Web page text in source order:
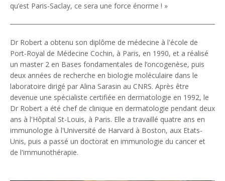
qu’est Paris-Saclay, ce sera une force énorme ! »
Dr Robert a obtenu son diplôme de médecine à l'école de
Port-Royal de Médecine Cochin, à Paris, en 1990, et a réalisé
un master 2 en Bases fondamentales de l’oncogenèse, puis
deux années de recherche en biologie moléculaire dans le
laboratoire dirigé par Alina Sarasin au CNRS. Après être
devenue une spécialiste certifiée en dermatologie en 1992, le
Dr Robert a été chef de clinique en dermatologie pendant deux
ans à l'Hôpital St-Louis, à Paris. Elle a travaillé quatre ans en
immunologie à l'Université de Harvard à Boston, aux Etats-
Unis, puis a passé un doctorat en immunologie du cancer et
de l'immunothérapie.